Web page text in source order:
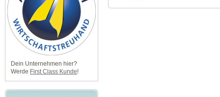
Dein Unternehmen hier?
Werde First Class Kunde!